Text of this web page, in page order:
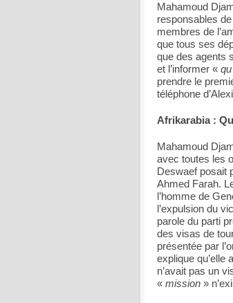
Mahamoud
responsables
membres de
que tous ses
que des agents
et l’informer «
prendre le
téléphone
Afrikarabia :
Mahamoud
avec toutes les
Deswaef posait
Ahmed Farah.
l’homme de
l’expulsion du
parole du parti
des visas de
présentée par
explique qu’elle
n’avait pas un
« mission »